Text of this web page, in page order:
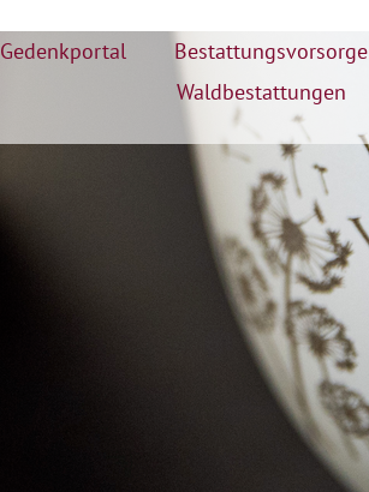
Gedenkportal Bestattungsvorsorge
Waldbestattungen